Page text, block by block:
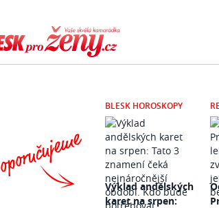
BLESK
BLESK HOROSKOPY
Výklad andělských
karet na srpen: